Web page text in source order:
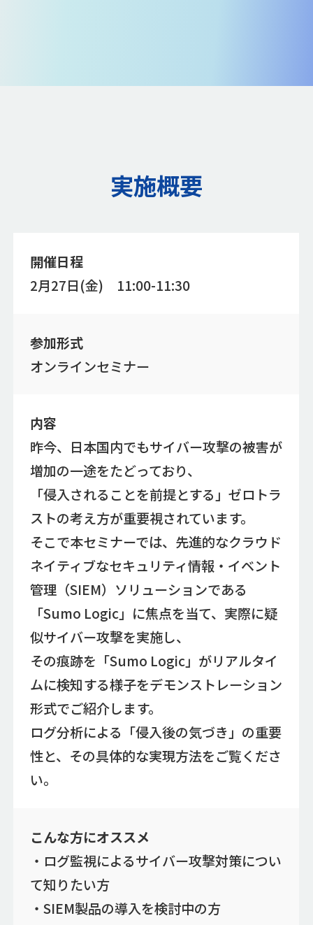
実施概要
開催日程
2月27日(金) 11:00-11:30
参加形式
オンラインセミナー
内容
昨今、日本国内でもサイバー攻撃の被害が
増加の一途をたどっており、
「侵入されることを前提とする」ゼロトラ
ストの考え方が重要視されています。
そこで本セミナーでは、先進的なクラウド
ネイティブなセキュリティ情報・イベント
管理（SIEM）ソリューションである
「Sumo Logic」に焦点を当て、実際に疑
似サイバー攻撃を実施し、
その痕跡を「Sumo Logic」がリアルタイ
ムに検知する様子をデモンストレーション
形式でご紹介します。
ログ分析による「侵入後の気づき」の重要
性と、その具体的な実現方法をご覧くださ
い。
こんな方にオススメ
・ログ監視によるサイバー攻撃対策につい
て知りたい方
・SIEM製品の導入を検討中の方